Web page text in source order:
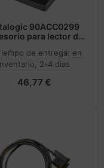
90ACC0299
para lector de
de entrega: en
2-4 dias
46,77 €